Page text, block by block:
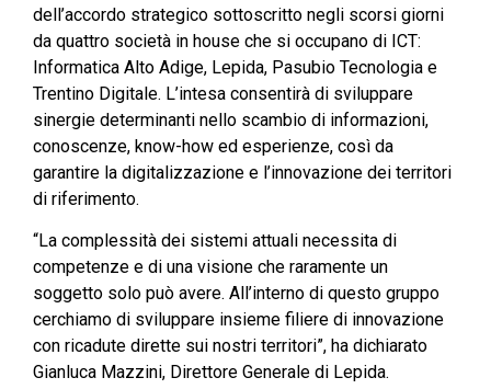
dell’accordo strategico sottoscritto negli scorsi giorni
da quattro società in house che si occupano di ICT:
Informatica Alto Adige, Lepida, Pasubio Tecnologia e
Trentino Digitale. L’intesa consentirà di sviluppare
sinergie determinanti nello scambio di informazioni,
conoscenze, know-how ed esperienze, così da
garantire la digitalizzazione e l’innovazione dei territori
di riferimento.
“La complessità dei sistemi attuali necessita di
competenze e di una visione che raramente un
soggetto solo può avere. All’interno di questo gruppo
cerchiamo di sviluppare insieme filiere di innovazione
con ricadute dirette sui nostri territori”, ha dichiarato
Gianluca Mazzini, Direttore Generale di Lepida.